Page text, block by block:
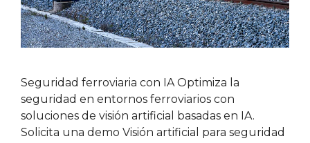
Seguridad ferroviaria con IA Optimiza la
seguridad en entornos ferroviarios con
soluciones de visión artificial basadas en IA.
Solicita una demo Visión artificial para seguridad